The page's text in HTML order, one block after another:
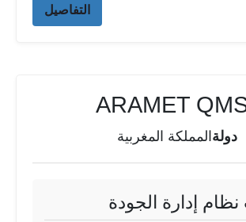
التفاصيل
ARAMET
دولة المملكة المغربية
نظام إدارة الجودة